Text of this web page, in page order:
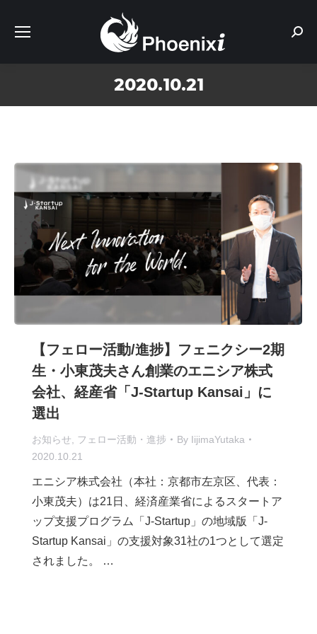
2020.10.21
【フェロー活動/進捗】フェニクシー2期
生・小東茂夫さん創業のエニシア株式
会社、経産省「J-Startup Kansai」に
選出
お知らせ フェロー活動・進捗 By IijimaYutaka
2020.10.21
エニシア株式会社（本社：京都市左京区、代表：
小東茂夫）は21日、経済産業省によるスタートア
ップ支援プログラム「J-Startup」の地域版「J-
Startup Kansai」の支援対象31社の1つとして選定
されました。 …